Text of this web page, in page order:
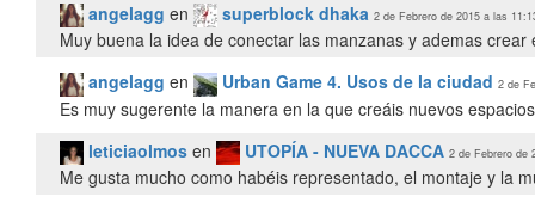
angelagg en superblock dhaka 2 de Febrero de 2015 a las
Muy buena la idea de conectar las manzanas y ademas
angelagg en Urban Game 4. Usos de la ciudad 2 de
Es muy sugerente la manera en la que creáis nuevos
leticiaolmos en UTOPÍA - NUEVA DACCA 2 de Febrero de
Me gusta mucho como habéis representado, el montaje y la